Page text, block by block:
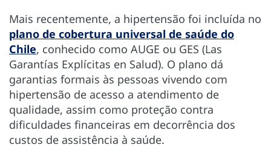
Mais recentemente, a hipertensão foi incluída no
plano de cobertura universal de saúde do
Chile, conhecido como AUGE ou GES (Las
Garantías Explícitas en Salud). O plano dá
garantias formais às pessoas vivendo com
hipertensão de acesso a atendimento de
qualidade, assim como proteção contra
dificuldades financeiras em decorrência dos
custos de assistência à saúde.